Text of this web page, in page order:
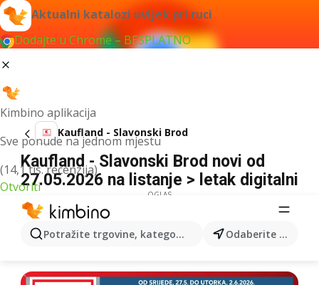
Aktualni katalozi uvijek pri ruci
Dodajte u Chrome – BESPLATNO
Kimbino aplikacija
Sve ponude na jednom mjestu
(14,1 tis. recenzija)
Otvoriti
Potražite trgovine, kategorije, proizvode... Odaberite grad
Kaufland - Slavonski Brod
Kaufland - Slavonski Brod novi od
27.05.2026 na listanje > letak digitalni
OGLAS